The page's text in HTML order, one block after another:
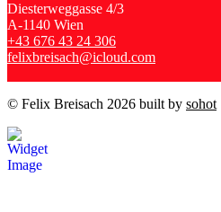
Diesterweggasse 4/3
A-1140 Wien
+43 676 43 24 306
felixbreisach@icloud.com
© Felix Breisach 2026 built by sohot